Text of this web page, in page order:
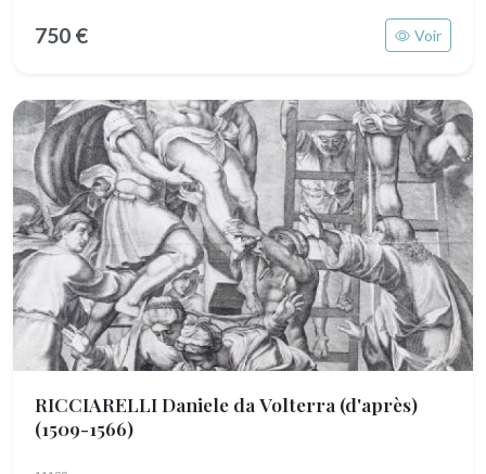
750 € Voir
RICCIARELLI Daniele da Volterra (d'après)
(1509-1566)